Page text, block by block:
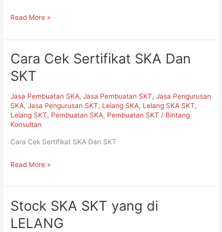
Read More »
Cara Cek Sertifikat SKA Dan
SKT
Jasa Pembuatan SKA,Jasa Pembuatan SKT,Jasa Pengurusan
SKA,Jasa Pengurusan SKT, Lelang SKA, Lelang SKA SKT,
Lelang SKT, Pembuatan SKA, Pembuatan SKT / Bintang
Konsultan
Cara Cek Sertifikat SKA Dan SKT
Cara
Sertifikat
SKA
Dan
SKT
Read More »
Stock SKA SKT yang di
LELANG
Stock
SKT